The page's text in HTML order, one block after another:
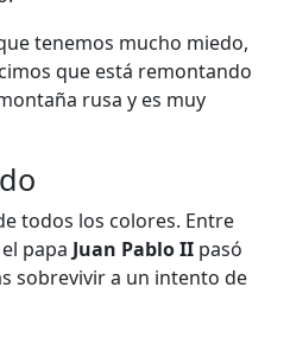
tenemos mucho miedo,
que está remontando
rusa y es muy
todos los colores. Entre
papa Juan Pablo II pasó
sobrevivir a un intento de